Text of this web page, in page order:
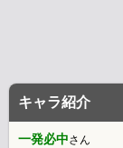
キャラ紹介
一発必中さん